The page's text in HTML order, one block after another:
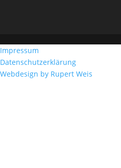
Impressum
Datenschutzerklärung
Webdesign by Rupert Weis